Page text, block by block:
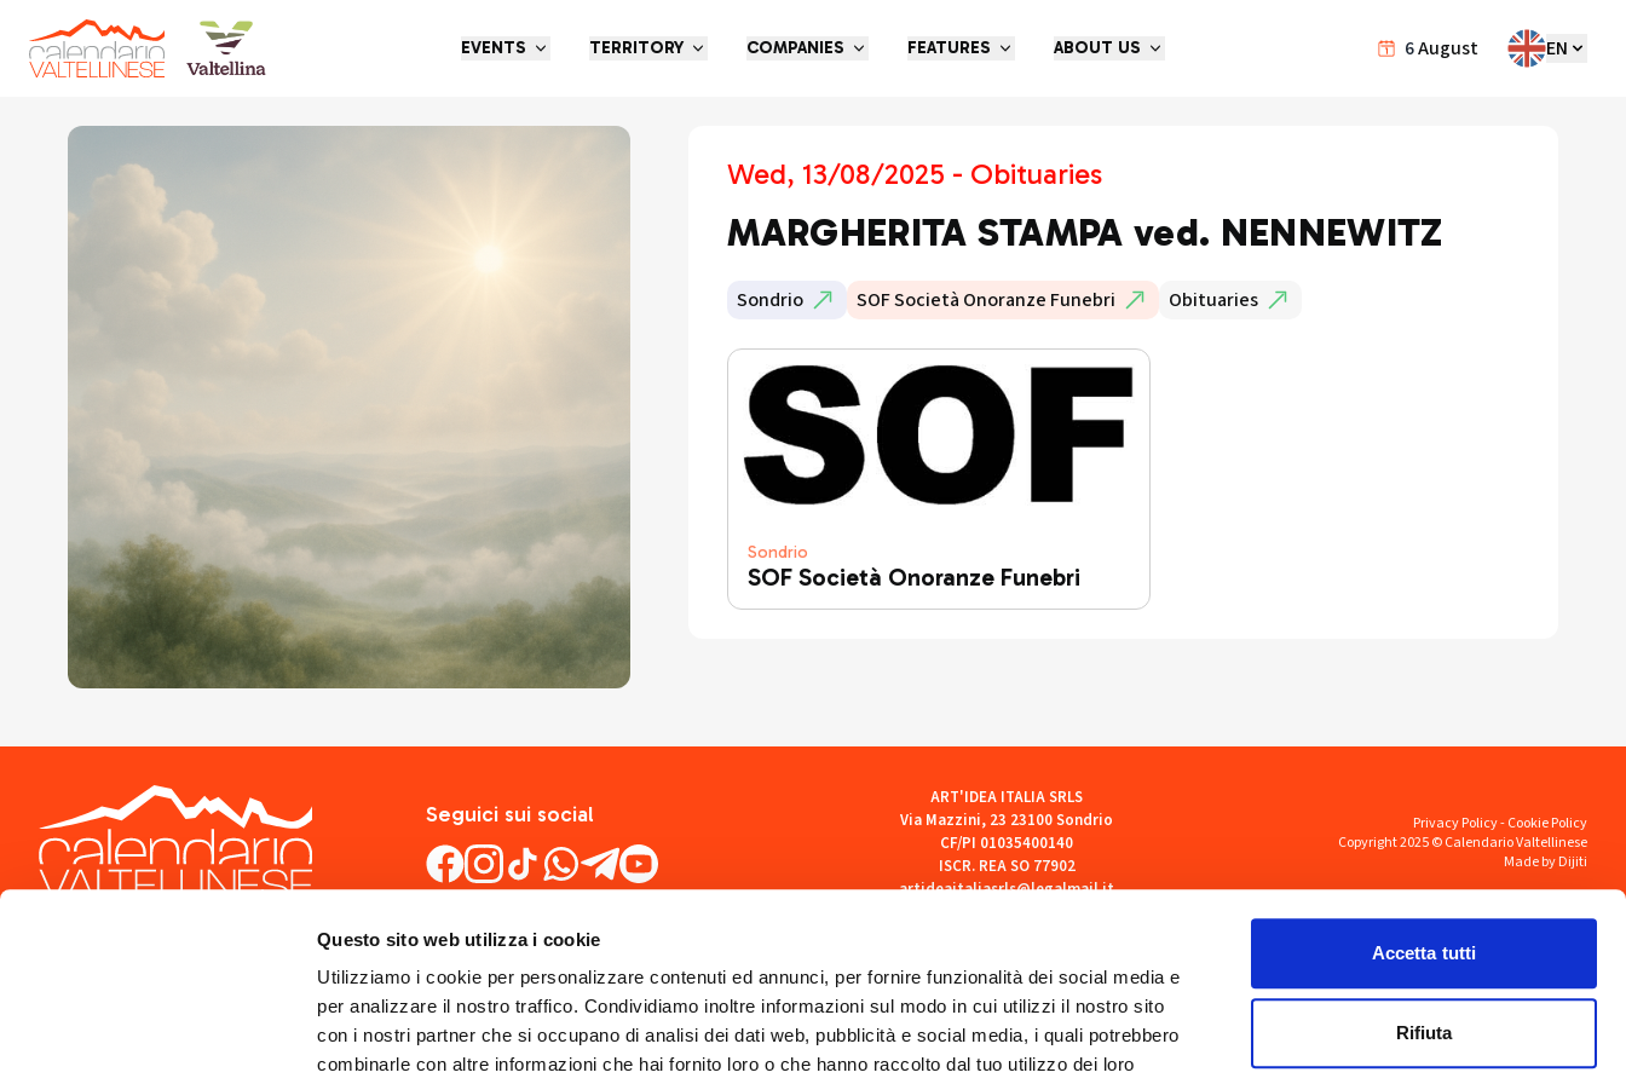
Questo sito web utilizza i cookie
Utilizziamo i cookie per personalizzare contenuti ed annunci, per fornire funzionalità dei social media e
per analizzare il nostro traffico. Condividiamo inoltre informazioni sul modo in cui utilizzi il nostro sito
con i nostri partner che si occupano di analisi dei dati web, pubblicità e social media, i quali potrebbero
combinarle con altre informazioni che hai fornito loro o che hanno raccolto dal tuo utilizzo dei loro
Accetta tutti
Rifiuta
6August EN
EVENTS TERRITORY COMPANIES FEATURES ABOUT US
Go back
Wed, 13/08/2025 - Obituaries
MARGHERITA STAMPA ved. NENNEWITZ
Sondrio SOF Società Onoranze Funebri Obituaries
Sondrio
SOF Società Onoranze Funebri
Seguici sui social
ART'IDEA ITALIA SRLS
Via Mazzini, 23 23100 Sondrio
CF/PI 01035400140
ISCR. REA SO 77902
artideaitaliasrls@legalmail.it
Privacy Policy-Cookie Policy
Copyright 2025 © Calendario Valtellinese
Made by Dijiti